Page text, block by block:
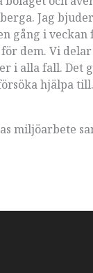
Jag
gång i
för dem. Vi
i alla fall. Det
hjälpa
miljöarbete